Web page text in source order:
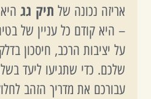
אריזה נכונה של תיק גג
– היא קודם כל עניין של
על יציבות הרכב, חיסכון
שלכם. כדי שתגיעו ליעד
עבורכם את מדריך הזהב